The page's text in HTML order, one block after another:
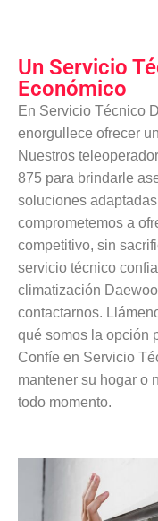
Un Servicio
Económico
En Servicio Técnico
enorgullece ofrecer
Nuestros
875 para brindarle
soluciones
comprometemos a
competitivo, sin
servicio técnico
climatización
contactarnos.
qué somos la opción
Confíe en Servicio
mantener su hogar o
todo momento.